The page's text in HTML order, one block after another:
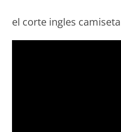
el corte ingles